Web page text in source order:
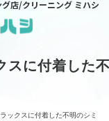
店/クリーニング ミハシ
スに付着した
ックスに付着した不明のシミ